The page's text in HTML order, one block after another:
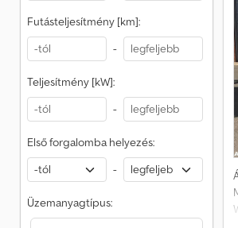
Futásteljesítmény [km]:
-
Teljesítmény [kW]:
-
Első forgalomba helyezés:
-
Üzemanyagtípus: